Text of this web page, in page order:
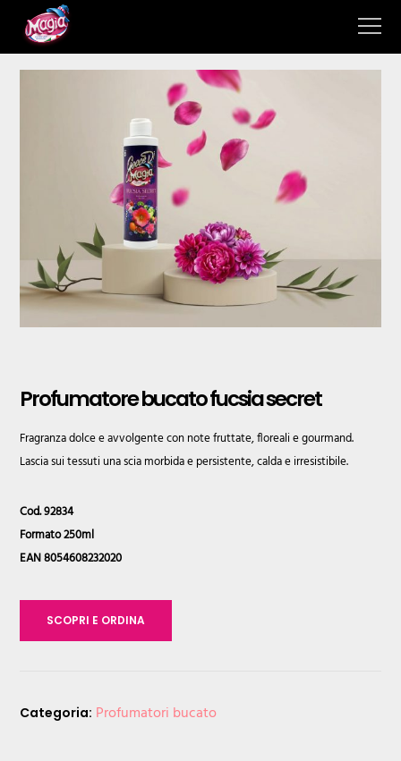
Profumatore bucato fucsia secret
Fragranza dolce e avvolgente con note fruttate, floreali e gourmand.
Lascia sui tessuti una scia morbida e persistente, calda e irresistibile.
Cod. 92834
Formato 250ml
EAN 8054608232020
SCOPRI E ORDINA
Categoria: Profumatori bucato